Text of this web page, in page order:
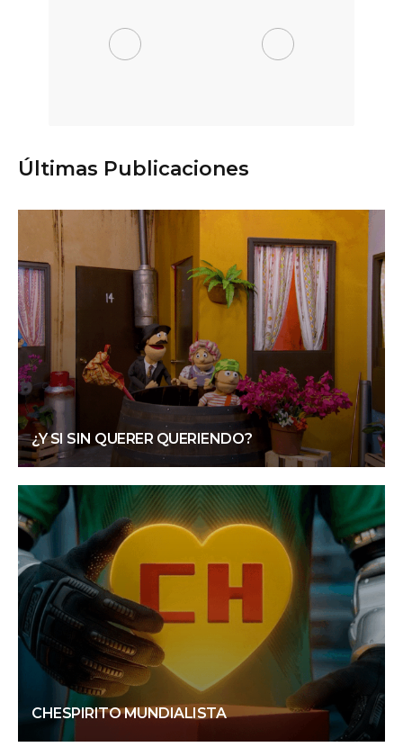
Últimas Publicaciones
¿Y SI SIN QUERER QUERIENDO?
CHESPIRITO MUNDIALISTA